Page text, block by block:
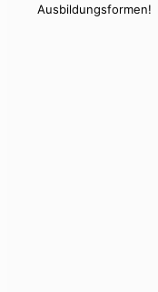
Ausbildungsformen!